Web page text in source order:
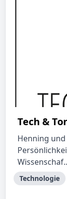
Tech &
Henning
Technologie